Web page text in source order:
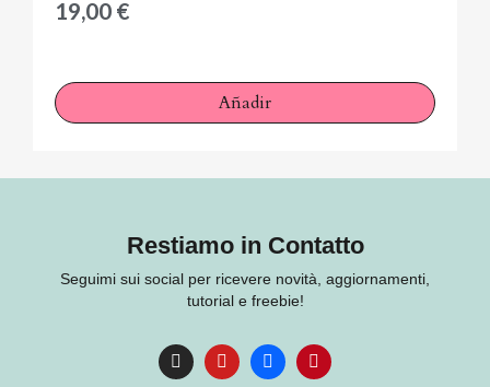
19,00 €
Añadir
Restiamo in Contatto
Seguimi sui social per ricevere novità, aggiornamenti,
tutorial e freebie!